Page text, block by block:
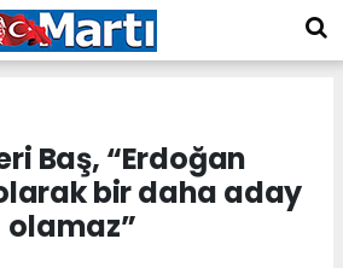
Baş, “Erdoğan
bir daha aday
olamaz”